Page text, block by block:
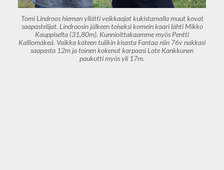
Tomi Lindroos hieman yllätti veikkaajat kukistamalla muut kovat
saapastelijat. Lindroosin jälkeen toiseksi komein kaari lähti Mikko
Kauppiselta (31,80m). Kunnioittakaamme myös Pentti
Kalliomäkeä. Vaikka käteen tulikin kisasta Fantaa niin 76v nakkasi
saapasta 12m ja toinen kokenut karpaasi Late Kankkunen
paukutti myös yli 17m.